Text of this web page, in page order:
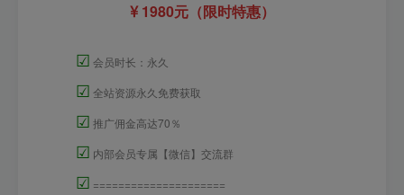
1980元（限时特惠）
☑ 会员时长：永久
☑ 全站资源永久免费获取
☑ 推广佣金高达70％
☑ 内部会员专属【微信】交流群
☑ =====================